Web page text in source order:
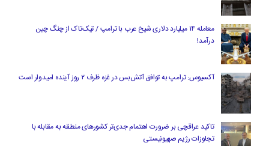
معامله ۱۴ میلیارد دلاری شیخ عرب با ترامپ / تیک‌تاک از چنگ چین
درآمد!
آکسیوس: ترامپ به توافق آتش‌بس در غزه ظرف ۲ روز آینده امیدوار است
تاکید عراقچی بر ضرورت اهتمام جدی‌تر کشورهای منطقه به مقابله با
تجاوزات رژیم صهیونیستی